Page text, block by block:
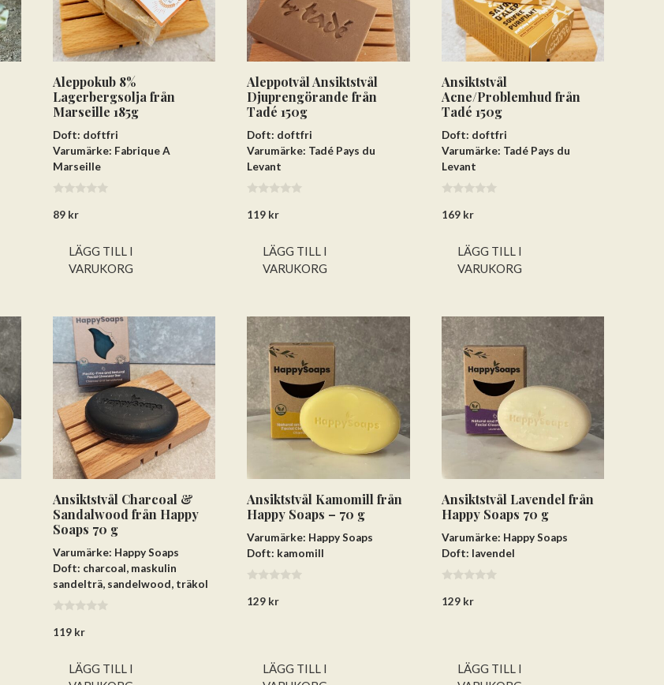
Aleppokub 8%
Lagerbergsolja från
Marseille 185g
Doft: doftfri
Varumärke: Fabrique A
Marseille
a
89 kr
LÄGG TILL I
VARUKORG
Aleppotvål Ansiktstvål
Djuprengörande från
Tadé 150g
Doft: doftfri
Varumärke: Tadé Pays du
Levant
a
119 kr
LÄGG TILL I
VARUKORG
Ansiktstvål
Acne/Problemhud från
Tadé 150g
Doft: doftfri
Varumärke: Tadé Pays du
Levant
a
169 kr
LÄGG TILL I
VARUKORG
Ansiktstvål Charcoal &
Sandalwood från Happy
Soaps 70 g
Varumärke: Happy Soaps
Doft: charcoal, maskulin
sandelträ, sandelwood, träkol
a
119 kr
LÄGG TILL I
Ansiktstvål Kamomill från
Happy Soaps – 70 g
Varumärke: Happy Soaps
Doft: kamomill
a
129 kr
LÄGG TILL I
Ansiktstvål Lavendel från
Happy Soaps 70 g
Varumärke: Happy Soaps
Doft: lavendel
a
129 kr
LÄGG TILL I